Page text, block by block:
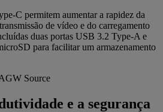
C permitem aumentar a rapidez da
de vídeo e do carregamento
duas portas USB 3.2 Type-A e
para facilitar um armazenamento
e a segurança